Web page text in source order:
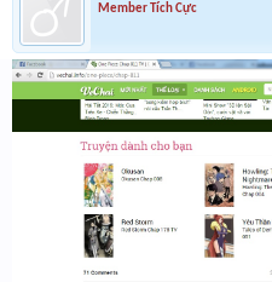
Member Tích Cực